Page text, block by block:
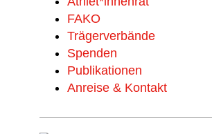
FAKO
Trägerverbände
Spenden
Publikationen
Anreise & Kontakt